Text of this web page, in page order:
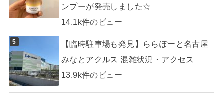
ンプーが発売しました☆
14.1k件のビュー
【臨時駐車場も発見】ららぽーと名古屋
みなとアクルス 混雑状況・アクセス
13.9k件のビュー